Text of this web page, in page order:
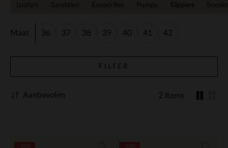
Loafers Sandalen Espadrilles Pumps Slippers
Maat 36 37 38 39 40 41 42
FILTER
2 Items
Aanbevolen